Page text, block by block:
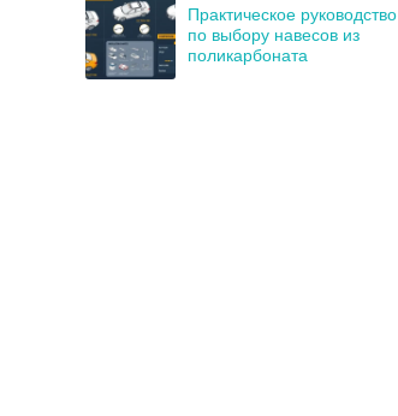
Практическое руководство
по выбору навесов из
поликарбоната